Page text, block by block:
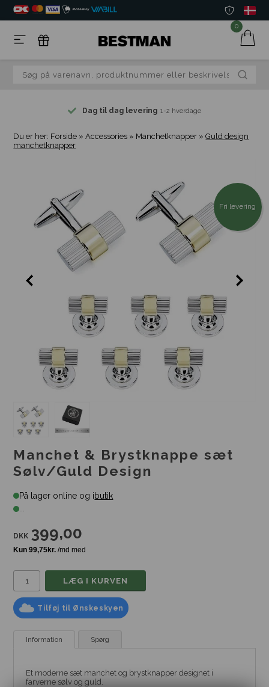
0
Dag til dag levering 1-2 hverdage
Du er her: Forside »Accessories » Manchetknapper »Guld design
manchetknapper
Fri levering
Manchet & Brystknappe sæt
Sølv/Guld Design
På lager online og ibutik
...
DKK 399,00
Tilføj til Ønskeskyen
Information Spørg
Et moderne sæt manchet og brystknapper designet i
farverne sølv og guld.